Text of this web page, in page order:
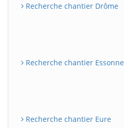
Recherche chantier Drôme
Recherche chantier Essonne
Recherche chantier Eure